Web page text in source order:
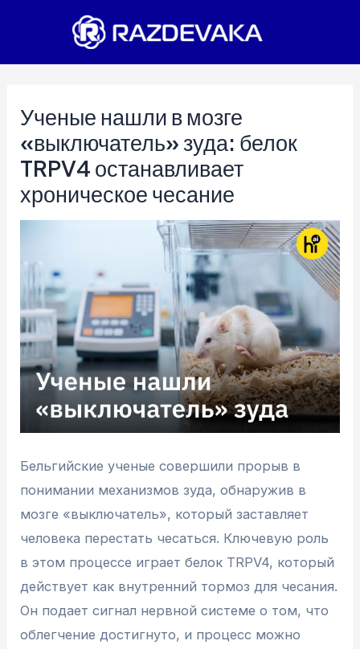
Ученые нашли в мозге
«выключатель» зуда: белок
TRPV4 останавливает
хроническое чесание
Бельгийские ученые совершили прорыв в
понимании механизмов зуда, обнаружив в
мозге «выключатель», который заставляет
человека перестать чесаться. Ключевую роль
в этом процессе играет белок TRPV4, который
действует как внутренний тормоз для чесания.
Он подает сигнал нервной системе о том, что
облегчение достигнуто, и процесс можно